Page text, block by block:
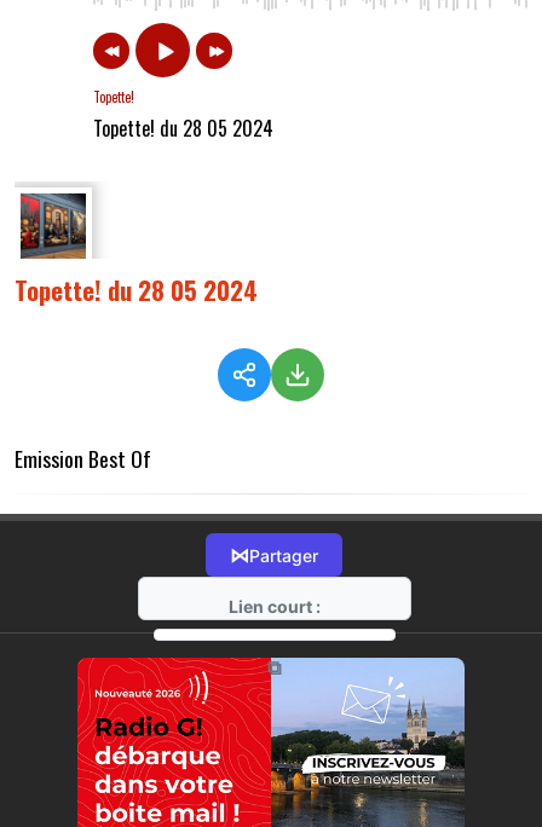
Topette!
Topette! du 28 05 2024
Topette! du 28 05 2024
Emission Best Of
⋈Partager
Lien court :
https://radio-g.fr?14898
⧉